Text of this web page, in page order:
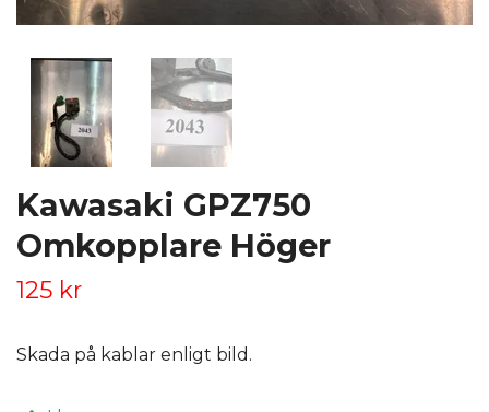
Kawasaki GPZ750
Omkopplare Höger
125 kr
Skada på kablar enligt bild.